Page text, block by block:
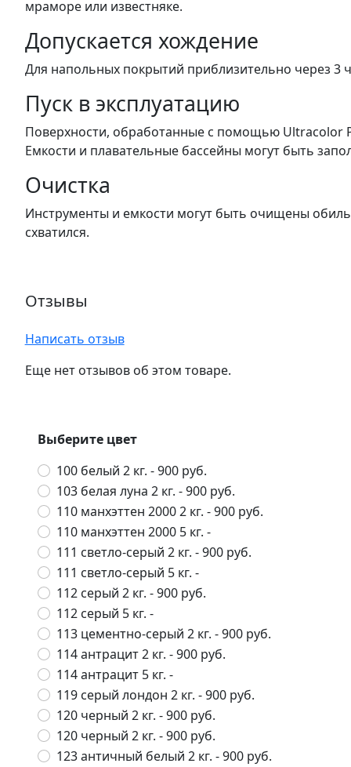
мраморе или известняке.
Допускается хождение
Для напольных покрытий приблизительно через 3
Пуск в эксплуатацию
Поверхности, обработанные с помощью Ultracolor
Емкости и плавательные бассейны могут быть
Очистка
Инструменты и емкости могут быть очищены
схватился.
Отзывы
Написать отзыв
Еще нет отзывов об этом товаре.
Выберите цвет
100 белый 2 кг. - 900 руб.
103 белая луна 2 кг. - 900 руб.
110 манхэттен 2000 2 кг. - 900 руб.
110 манхэттен 2000 5 кг. -
111 светло-серый 2 кг. - 900 руб.
111 светло-серый 5 кг. -
112 серый 2 кг. - 900 руб.
112 серый 5 кг. -
113 цементно-серый 2 кг. - 900 руб.
114 антрацит 2 кг. - 900 руб.
114 антрацит 5 кг. -
119 серый лондон 2 кг. - 900 руб.
120 черный 2 кг. - 900 руб.
120 черный 2 кг. - 900 руб.
123 античный белый 2 кг. - 900 руб.